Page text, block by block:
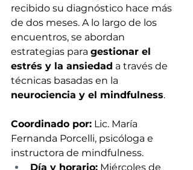
recibido su diagnóstico hace más
de dos meses. A lo largo de los
encuentros, se abordan
estrategias para gestionar el
estrés y la ansiedad a través de
técnicas basadas en la
neurociencia y el mindfulness.
Coordinado por: Lic. María
Fernanda Porcelli, psicóloga e
instructora de mindfulness.
Día y horario: Miércoles de